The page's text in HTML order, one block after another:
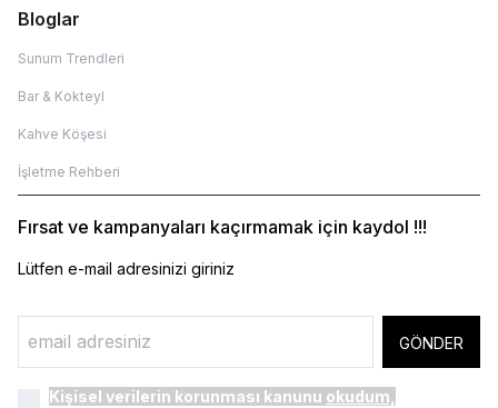
Bloglar
Sunum Trendleri
Bar & Kokteyl
Kahve Köşesi
İşletme Rehberi
Fırsat ve kampanyaları kaçırmamak için kaydol !!!
Lütfen e-mail adresinizi giriniz
GÖNDER
Kişisel verilerin korunması kanunu okudum,